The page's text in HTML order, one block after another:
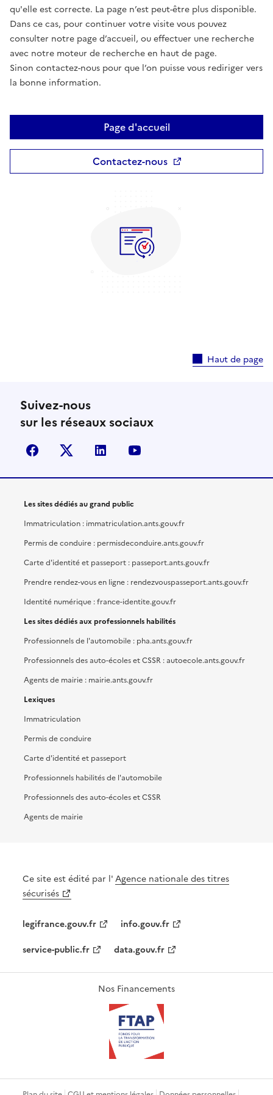
qu'elle est correcte. La page n’est peut-être plus disponible.
Dans ce cas, pour continuer votre visite vous pouvez
consulter notre page d’accueil, ou effectuer une recherche
avec notre moteur de recherche en haut de page.
Sinon contactez-nous pour que l’on puisse vous rediriger vers
la bonne information.
Page d'accueil
Contactez-nous
Haut de page
Suivez-nous
sur les réseaux sociaux
facebook X (anciennement Twitter)
linkedin
Les sites dédiés au grand public
Immatriculation : immatriculation.ants.gouv.fr
Permis de conduire : permisdeconduire.ants.gouv.fr
Carte d'identité et passeport : passeport.ants.gouv.fr
Prendre rendez-vous en ligne : rendezvouspasseport.ants.gouv.fr
Identité numérique : france-identite.gouv.fr
Les sites dédiés aux professionnels habilités
Professionnels de l'automobile : pha.ants.gouv.fr
Professionnels des auto-écoles et CSSR : autoecole.ants.gouv.fr
Agents de mairie : mairie.ants.gouv.fr
Lexiques
Immatriculation
Permis de conduire
Carte d'identité et passeport
Professionnels habilités de l'automobile
Professionnels des auto-écoles et CSSR
Agents de mairie
Ce site est édité par l'Agence nationale des titres
sécurisés
legifrance.gouv.fr
info.gouv.fr
service-public.fr
data.gouv.fr
Nos Financements